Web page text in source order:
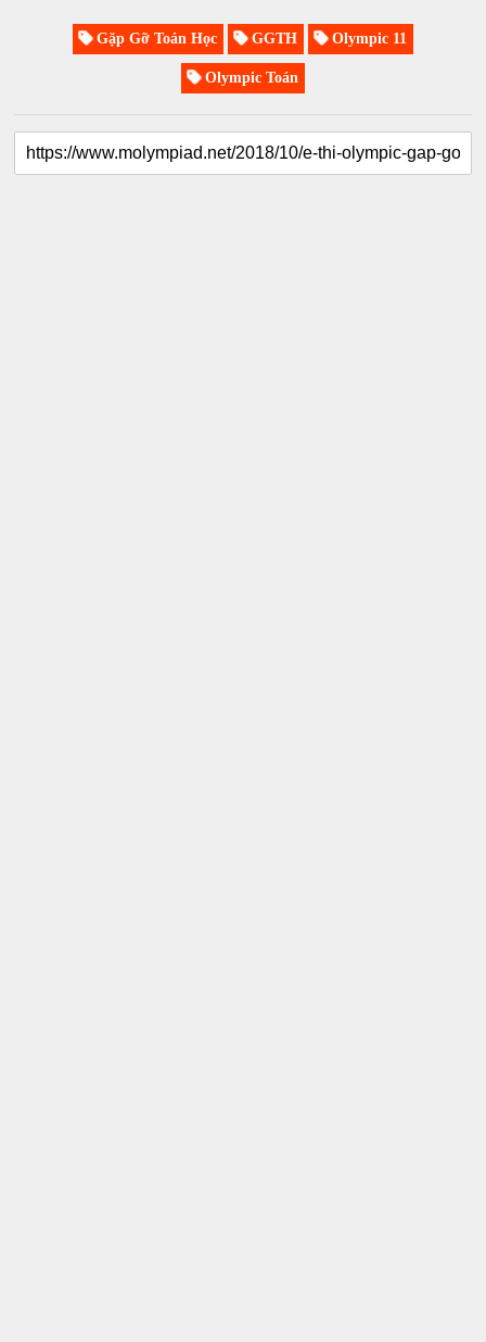
Gặp Gỡ Toán Học GGTH Olympic 11
Olympic Toán